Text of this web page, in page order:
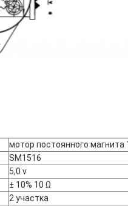
мотор постоянного
SM1516
5,0 v
± 10% 10 Ω
2 участка